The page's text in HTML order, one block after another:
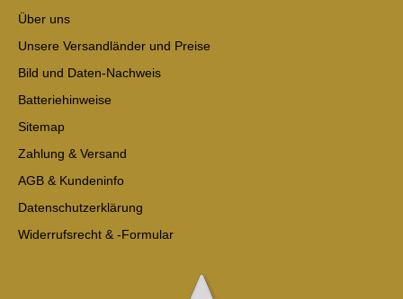
Über uns
Unsere Versandländer und Preise
Bild und Daten-Nachweis
Batteriehinweise
Sitemap
Zahlung & Versand
AGB & Kundeninfo
Datenschutzerklärung
Widerrufsrecht & -Formular